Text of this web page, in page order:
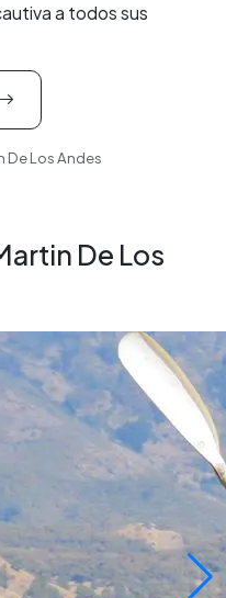
a todos sus
De Los Andes
De Los